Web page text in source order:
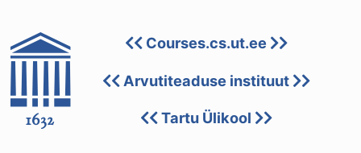
Courses.cs.ut.ee
Arvutiteaduse instituut
Tartu Ülikool